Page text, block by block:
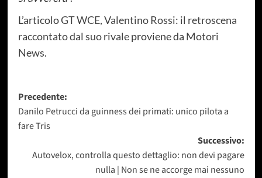
L’articoloGT WCE, Valentino Rossi: il retroscena
raccontato dal suo rivaleproviene da Motori
News.
Navigazione
articolo
Precedente:
Danilo Petrucci da guinness dei primati: unico pilota a
fare Tris
Successivo:
Autovelox, controlla questo dettaglio: non devi pagare
nulla | Non se ne accorge mai nessuno